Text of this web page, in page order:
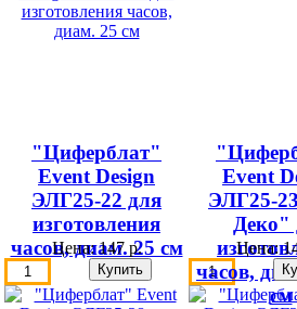
"Циферблат"
Event Design
ЭЛГ25-22 для
изготовления
часов, диам. 25 см
Цена:147 р.
Event
ЭЛГ25-
Деко"
часов,
см
Цена: